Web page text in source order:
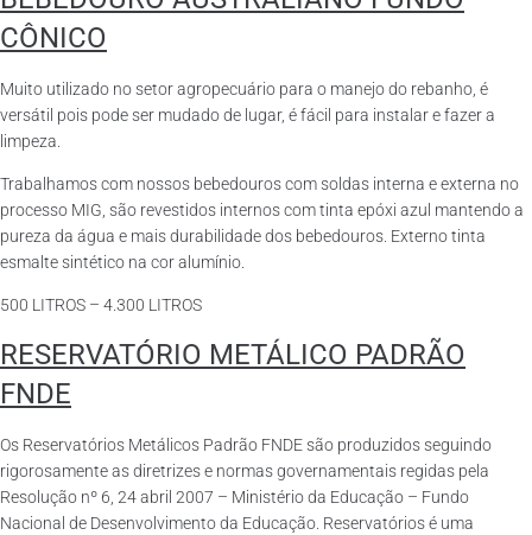
CÔNICO
Muito utilizado no setor agropecuário para o manejo do rebanho, é
versátil pois pode ser mudado de lugar, é fácil para instalar e fazer a
limpeza.
Trabalhamos com nossos bebedouros com soldas interna e externa no
processo MIG, são revestidos internos com tinta epóxi azul mantendo a
pureza da água e mais durabilidade dos bebedouros. Externo tinta
esmalte sintético na cor alumínio.
500 LITROS – 4.300 LITROS
RESERVATÓRIO METÁLICO PADRÃO
FNDE
Os Reservatórios Metálicos Padrão FNDE são produzidos seguindo
rigorosamente as diretrizes e normas governamentais regidas pela
Resolução nº 6, 24 abril 2007 – Ministério da Educação – Fundo
Nacional de Desenvolvimento da Educação. Reservatórios é uma